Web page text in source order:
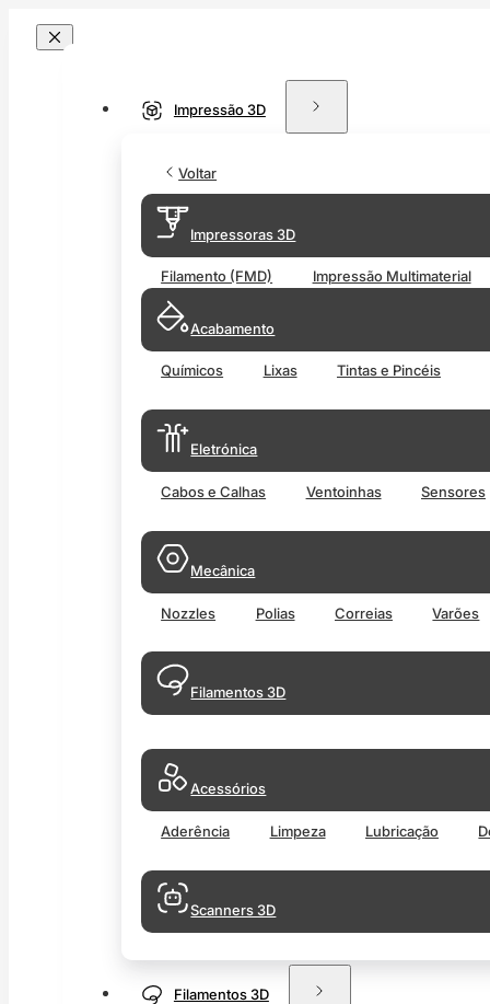
Impressão 3D
Voltar
Impressoras 3D
Filamento (FMD) Impressão Multimaterial
Acabamento
Químicos Lixas Tintas e Pincéis
Eletrónica
Cabos e Calhas Ventoinhas Sensores
Mecânica
Nozzles Polias Correias Varões
Filamentos 3D
Acessórios
Aderência Limpeza Lubricação
Scanners 3D
Filamentos 3D